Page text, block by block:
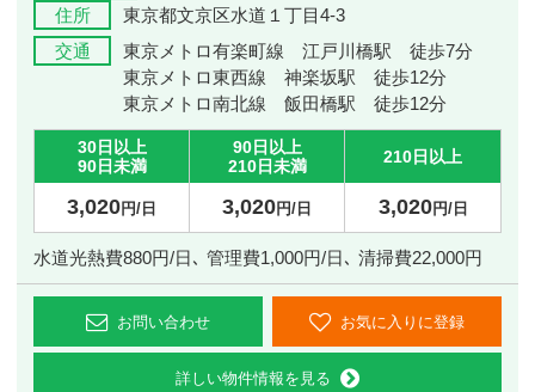
住所
東京都文京区水道１丁目4-3
交通
東京メトロ有楽町線 江戸川橋駅 徒歩7分
東京メトロ東西線 神楽坂駅 徒歩12分
東京メトロ南北線 飯田橋駅 徒歩12分
30日以上
90日未満
90日以上
210日未満
210日以上
3,020円/日 3,020円/日 3,020円/日
水道光熱費880円/日､ 管理費1,000円/日､ 清掃費22,000円
お問い合わせ お気に入りに登録
詳しい物件情報を見る